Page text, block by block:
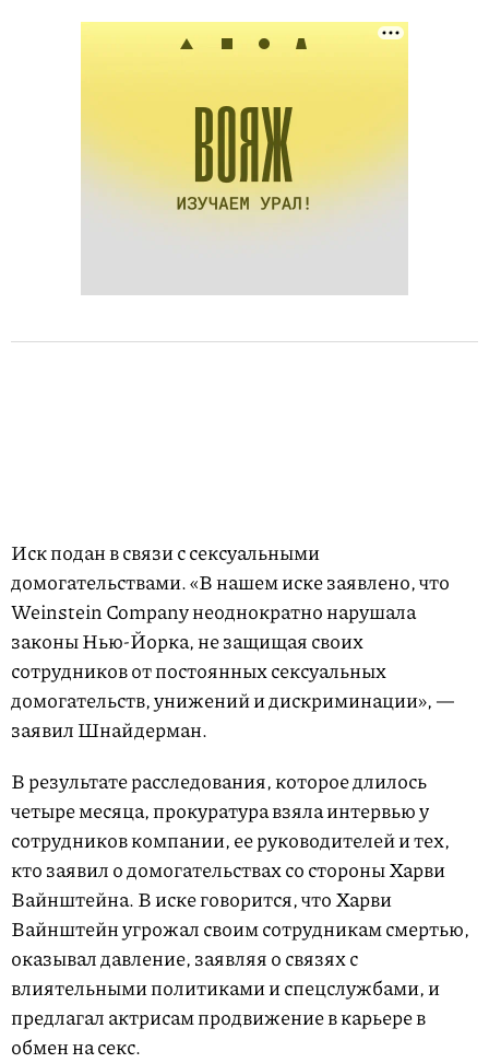
Иск подан в связи с сексуальными
домогательствами. «В нашем иске заявлено, что
Weinstein Company неоднократно нарушала
законы Нью-Йорка, не защищая своих
сотрудников от постоянных сексуальных
домогательств, унижений и дискриминации», —
заявил Шнайдерман.
В результате расследования, которое длилось
четыре месяца, прокуратура взяла интервью у
сотрудников компании, ее руководителей и тех,
кто заявил о домогательствах со стороны Харви
Вайнштейна. В иске говорится, что Харви
Вайнштейн угрожал своим сотрудникам смертью,
оказывал давление, заявляя о связях с
влиятельными политиками и спецслужбами, и
предлагал актрисам продвижение в карьере в
обмен на секс.